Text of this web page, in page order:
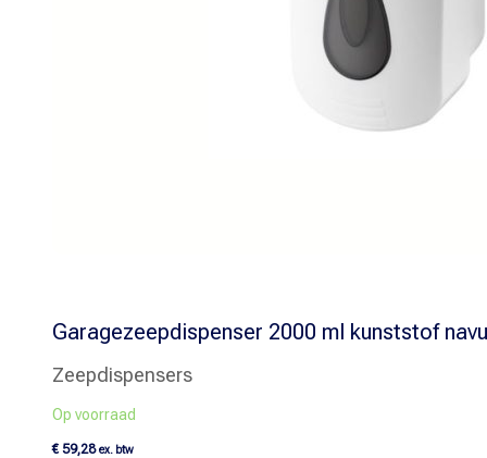
Garagezeepdispenser 2000 ml kunststof
Zeepdispensers
Op voorraad
€59,28 ex. btw